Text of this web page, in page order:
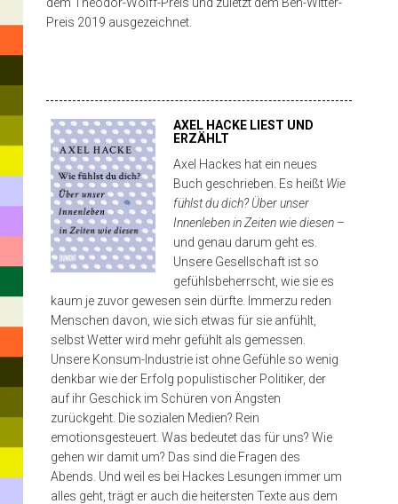
search
or
ESC
to
close
ist,
Texte
mit
auf
die
Bühne
zu
bringen
und
erst
im
Laufe
des
Abends
zu
Preis 2019 ausgezeichnet.
AXEL HACKE LIEST UND
ERZÄHLT
Axel Hackes hat ein neues
Buch geschrieben. Es heißt Wie
fühlst du dich? Über unser
Innenleben in Zeiten wie diesen–
und genau darum geht es.
Unsere Gesellschaft ist so
gefühlsbeherrscht, wie sie es
kaum je zuvor gewesen sein dürfte. Immerzu reden
Menschen davon, wie sich etwas für sie anfühlt,
selbst Wetter wird mehr gefühlt als gemessen.
Unsere Konsum-Industrie ist ohne Gefühle so wenig
denkbar wie der Erfolg populistischer Politiker, der
auf ihr Geschick im Schüren von Ängsten
zurückgeht. Die sozialen Medien? Rein
emotionsgesteuert. Was bedeutet das für uns? Wie
gehen wir damit um? Das sind die Fragen des
Abends. Und weil es bei Hackes Lesungen immer um
alles geht, trägt er auch die heitersten Texte aus dem